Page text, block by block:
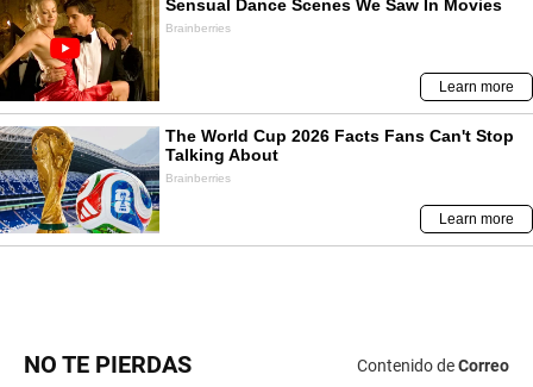
NO TE PIERDAS Contenido deCorreo